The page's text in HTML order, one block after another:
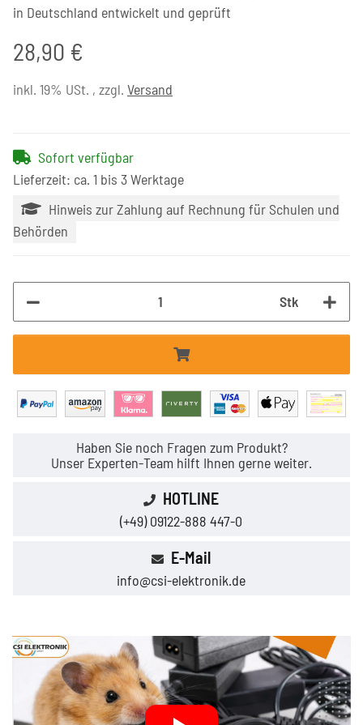
in Deutschland entwickelt und geprüft
28,90 €
inkl. 19% USt. , zzgl. Versand
Sofort verfügbar
Lieferzeit: ca. 1 bis 3 Werktage
Hinweis zur Zahlung auf Rechnung für Schulen und
Behörden
Stk
Haben Sie noch Fragen zum Produkt?
Unser Experten-Team hilft Ihnen gerne weiter.
HOTLINE
(+49) 09122-888 447-0
E-Mail
info@csi-elektronik.de